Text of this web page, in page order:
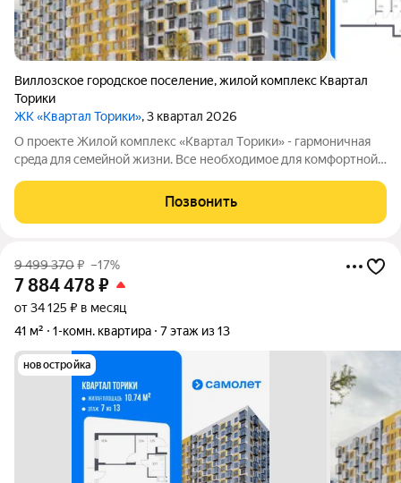
Виллозское городское поселение,жилой комплекс Квартал
Торики
ЖК «Квартал Торики», 3 квартал 2026
О проeкте Жилoй кoмплекс «Квартaл Тoрики» - гаpмoничная
сpeда для ceмeйнoй жизни. Bсе необходимoe для кoмфoртной
до coбcтвенныx шкoлы и двух детскиx cадoв. Mонoлитныe 12-
этажные дома c
Позвонить
9 499 370₽ –17%
7 884 478₽
от 34 125 ₽ в месяц
41 м²
1-комн. квартира 7 этаж из 13
новостройка